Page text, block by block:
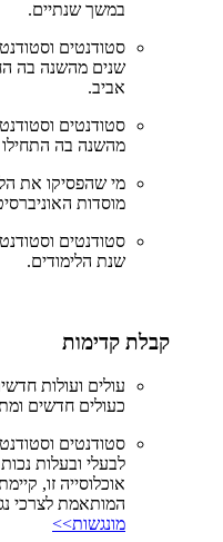
במשך שנתיים.
שנים מהשנה בה
אביב.
מהשנה בה
מי שהפסיקו את
מוסדות
סטודנטים
שנת הלימודים.
קבלת קדימות
עולים ועולות
כעולים חדשים
סטודנטים
אוכלוסייה זו,
המותאמת לצרכי
מונגשות>>